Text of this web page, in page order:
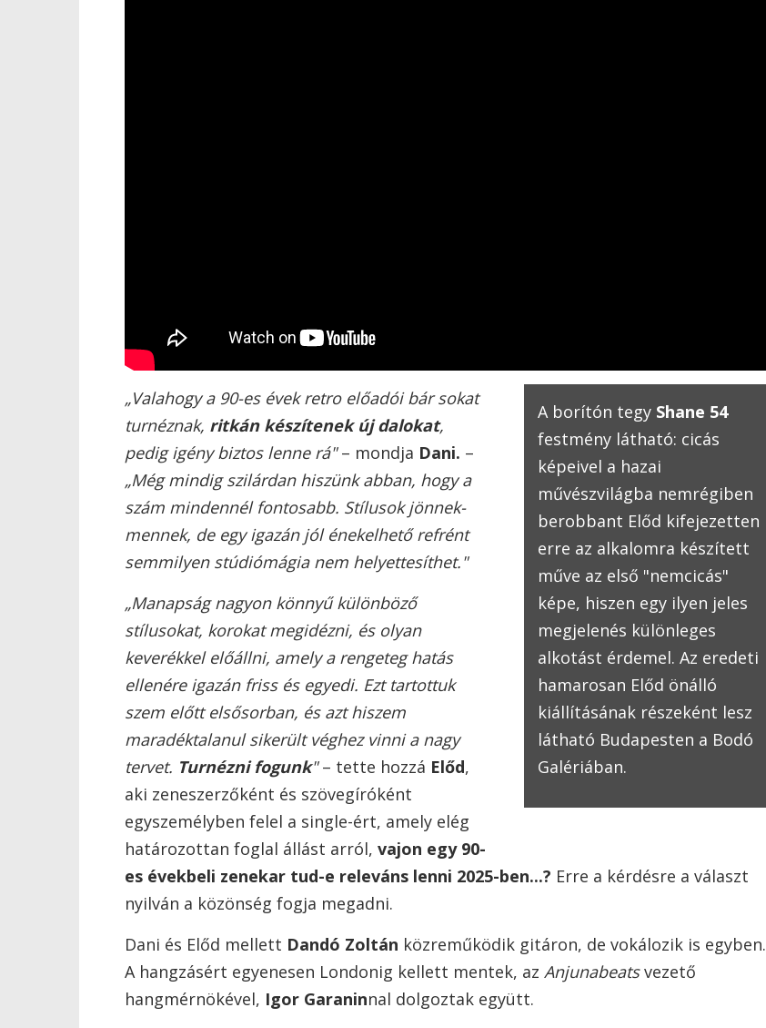
A borítón tegy Shane 54
festmény látható: cicás
képeivel a hazai
művészvilágba nemrégiben
berobbant Előd kifejezetten
erre az alkalomra készített
műve az első "nemcicás"
képe, hiszen egy ilyen jeles
megjelenés különleges
alkotást érdemel. Az eredeti
hamarosan Előd önálló
kiállításának részeként lesz
látható Budapesten a Bodó
Galériában.
„Valahogy a 90-es évek retro előadói bár sokat
turnéznak, ritkán készítenek új dalokat,
pedig igény biztos lenne rá"– mondja Dani. –
„Még mindig szilárdan hiszünk abban, hogy a
szám mindennél fontosabb. Stílusok jönnek-
mennek, de egy igazán jól énekelhető refrént
semmilyen stúdiómágia nem helyettesíthet."
„Manapság nagyon könnyű különböző
stílusokat, korokat megidézni, és olyan
keverékkel előállni, amely a rengeteg hatás
ellenére igazán friss és egyedi. Ezt tartottuk
szem előtt elsősorban, és azt hiszem
maradéktalanul sikerült véghez vinni a nagy
tervet. Turnézni fogunk"– tette hozzá Előd,
aki zeneszerzőként és szövegíróként
egyszemélyben felel a single-ért, amely elég
határozottan foglal állást arról, vajon egy 90-
es évekbeli zenekar tud-e releváns lenni 2025-ben...? Erre a kérdésre a választ
nyilván a közönség fogja megadni.
Dani és Előd mellett Dandó Zoltán közreműködik gitáron, de vokálozik is egyben.
A hangzásért egyenesen Londonig kellett mentek, az Anjunabeatsvezető
hangmérnökével, Igor Garaninnal dolgoztak együtt.